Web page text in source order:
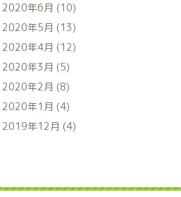
2020年6月 (10)
2020年5月 (13)
2020年4月 (12)
2020年3月 (5)
2020年2月 (8)
2020年1月 (4)
2019年12月 (4)